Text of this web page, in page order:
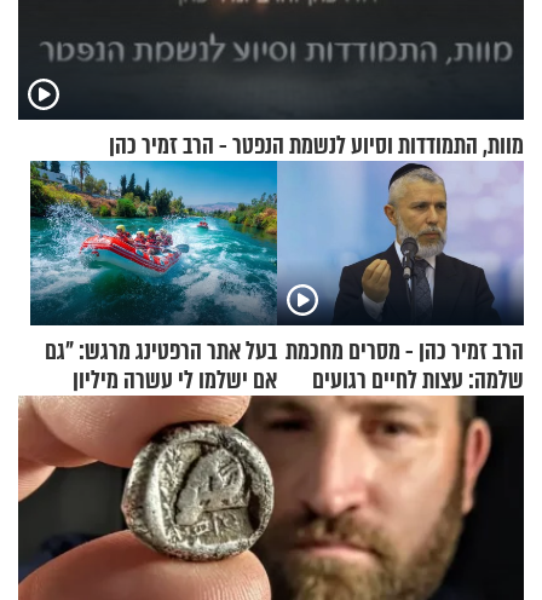
מוות, התמודדות וסיוע לנשמת הנפטר - הרב זמיר כהן
הרב זמיר כהן - מסרים מחכמת
שלמה: עצות לחיים רגועים
בעל אתר הרפטינג מרגש: "גם
אם ישלמו לי עשרה מיליון
שקלים - לא אפתח בשבת"